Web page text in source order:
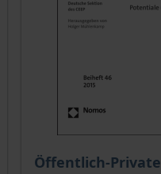
on the product page
Öffentlich-Private
The price depends